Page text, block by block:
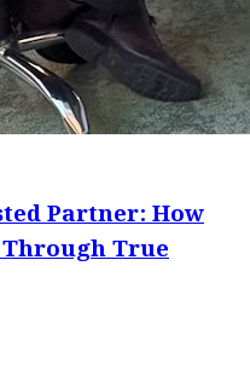
Partner: How
True